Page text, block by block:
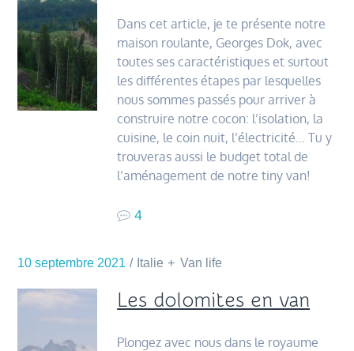
Dans cet article, je te présente notre
maison roulante, Georges Dok, avec
toutes ses caractéristiques et surtout
les différentes étapes par lesquelles
nous sommes passés pour arriver à
construire notre cocon: l’isolation, la
cuisine, le coin nuit, l’électricité… Tu y
trouveras aussi le budget total de
l’aménagement de notre tiny van!
4
10 septembre 2021 Italie Van life
Les dolomites en van
Plongez avec nous dans le royaume